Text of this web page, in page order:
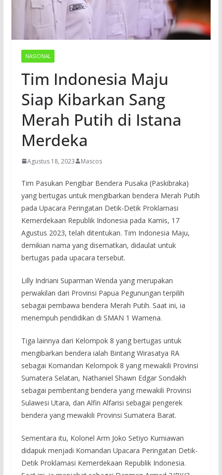
NASIONAL
Tim Indonesia Maju
Siap Kibarkan Sang
Merah Putih di Istana
Merdeka
Agustus 18, 2023 Mascos
Tim Pasukan Pengibar Bendera Pusaka (Paskibraka)
yang bertugas untuk mengibarkan bendera Merah Putih
pada Upacara Peringatan Detik-Detik Proklamasi
Kemerdekaan Republik Indonesia pada Kamis, 17
Agustus 2023, telah ditentukan. Tim Indonesia Maju,
demikian nama yang disematkan, didaulat untuk
bertugas pada upacara tersebut.
Lilly Indriani Suparman Wenda yang merupakan
perwakilan dari Provinsi Papua Pegunungan terpilih
sebagai pembawa bendera Merah Putih. Saat ini, ia
menempuh pendidikan di SMAN 1 Wamena.
Tiga lainnya dari Kelompok 8 yang bertugas untuk
mengibarkan bendera ialah Bintang Wirasatya RA
sebagai Komandan Kelompok 8 yang mewakili Provinsi
Sumatera Selatan, Nathaniel Shawn Edgar Sondakh
sebagai pembentang bendera yang mewakili Provinsi
Sulawesi Utara, dan Alfin Alfarisi sebagai pengerek
bendera yang mewakili Provinsi Sumatera Barat.
Sementara itu, Kolonel Arm Joko Setiyo Kurniawan
didapuk menjadi Komandan Upacara Peringatan Detik-
Detik Proklamasi Kemerdekaan Republik Indonesia.